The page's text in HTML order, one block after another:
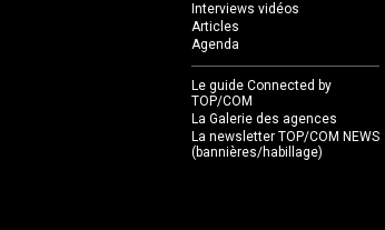
Interviews vidéos
Articles
Agenda
Le guide Connected by
TOP/COM
La Galerie des agences
La newsletter TOP/COM NEWS
(bannières/habillage)